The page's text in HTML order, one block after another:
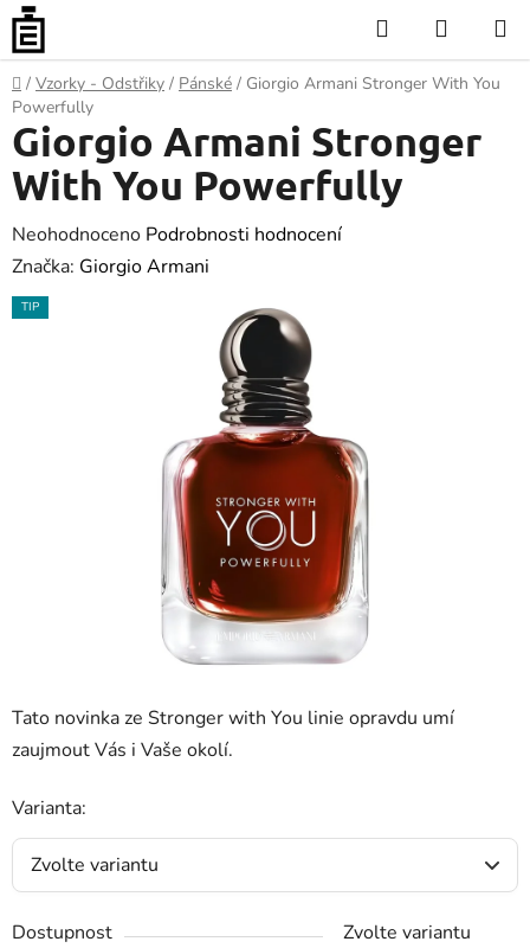
Přejít
obsah
Hledat
KOŠÍK
Domů
/ Vzorky - Odstřiky / Pánské / Giorgio Armani Stronger With You
Powerfully
Tato novinka ze Stronger with You linie opravdu umí
zaujmout Vás i Vaše okolí.
Varianta:
Dostupnost
Zvolte variantu
Giorgio Armani Stronger
With You Powerfully
Průměrné
hodnocení
produktu
Neohodnoceno Podrobnosti hodnocení
Značka: Giorgio Armani
TIP